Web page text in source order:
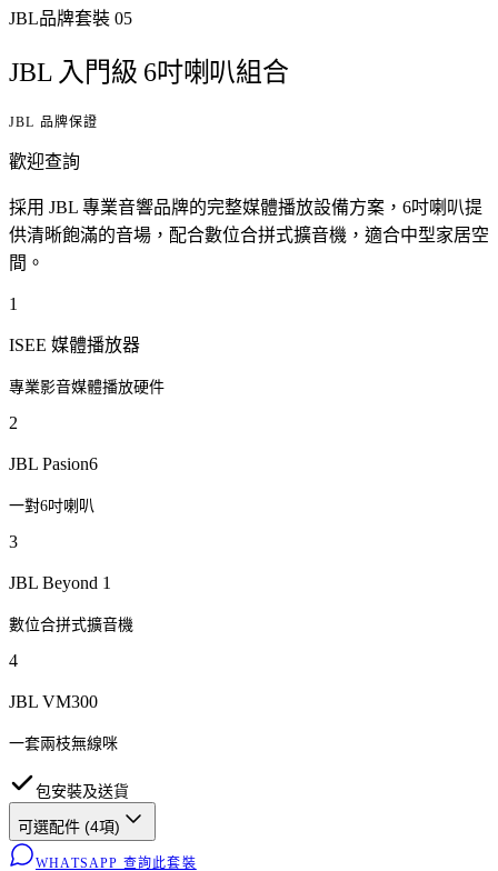
JBL品牌套裝 05
JBL 入門級 6吋喇叭組合
JBL 品牌保證
歡迎查詢
採用 JBL 專業音響品牌的完整媒體播放設備方案，6吋喇叭提
供清晰飽滿的音場，配合數位合拼式擴音機，適合中型家居空
間。
1
ISEE 媒體播放器
專業影音媒體播放硬件
2
JBL Pasion6
一對6吋喇叭
3
JBL Beyond 1
數位合拼式擴音機
4
JBL VM300
一套兩枝無線咪
包安裝及送貨
可選配件 (4項)
WHATSAPP 查詢此套裝